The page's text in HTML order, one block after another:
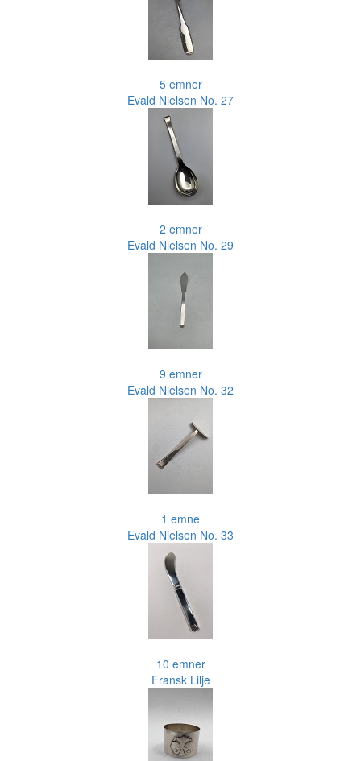
5 emner
Evald Nielsen No. 27
2 emner
Evald Nielsen No. 29
9 emner
Evald Nielsen No. 32
1 emne
Evald Nielsen No. 33
10 emner
Fransk Lilje